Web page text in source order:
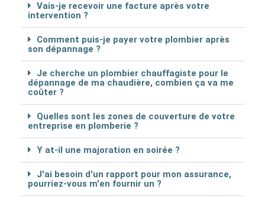
Vais-je recevoir une facture après votre
intervention ?
Comment puis-je payer votre plombier après
son dépannage ?
Je cherche un plombier chauffagiste pour le
dépannage de ma chaudière, combien ça va me
coûter ?
Quelles sont les zones de couverture de votre
entreprise en plomberie ?
Y at-il une majoration en soirée ?
J'ai besoin d'un rapport pour mon assurance,
pourriez-vous m'en fournir un ?